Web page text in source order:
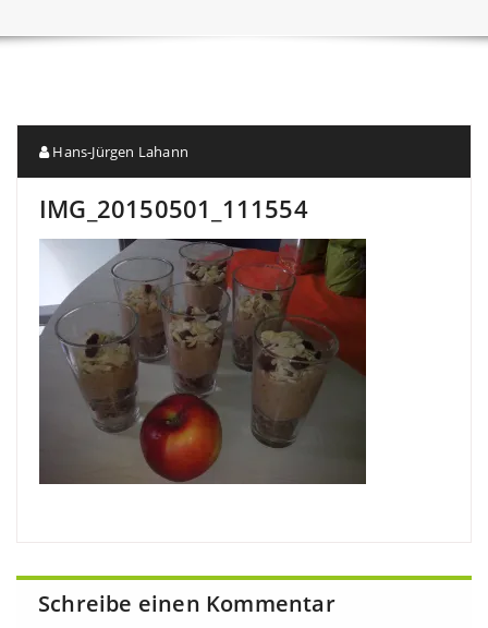
Hans-Jürgen Lahann
IMG_20150501_111554
Schreibe einen Kommentar